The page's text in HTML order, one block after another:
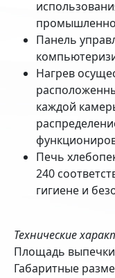
Панель
Нагрев
каждой
Печь
240
гигиене и
Технические
Площадь выпечки
Габаритные